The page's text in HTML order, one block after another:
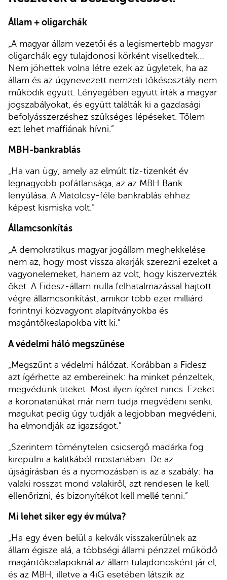
Állam + oligarchák
„A magyar állam vezetői és a legismertebb magyar
oligarchák egy tulajdonosi körként viselkedtek…
Nem jöhettek volna létre ezek az ügyletek, ha az
állam és az úgynevezett nemzeti tőkésosztály nem
működik együtt. Lényegében együtt írták a magyar
jogszabályokat, és együtt találták ki a gazdasági
befolyásszerzéshez szükséges lépéseket. Tőlem
ezt lehet maffiának hívni.”
MBH-bankrablás
„Ha van ügy, amely az elmúlt tíz-tizenkét év
legnagyobb pofátlansága, az az MBH Bank
lenyúlása. A Matolcsy-féle bankrablás ehhez
képest kismiska volt.”
Államcsonkítás
„A demokratikus magyar jogállam meghekkelése
nem az, hogy most vissza akarják szerezni ezeket a
vagyonelemeket, hanem az volt, hogy kiszervezték
őket. A Fidesz-állam nulla felhatalmazással hajtott
végre államcsonkítást, amikor több ezer milliárd
forintnyi közvagyont alapítványokba és
magántőkealapokba vitt ki.”
A védelmi háló megszűnése
„Megszűnt a védelmi hálózat. Korábban a Fidesz
azt ígérhette az embereinek: ha minket pénzeltek,
megvédünk titeket. Most ilyen ígéret nincs. Ezeket
a koronatanúkat már nem tudja megvédeni senki,
magukat pedig úgy tudják a legjobban megvédeni,
ha elmondják az igazságot.”
„Szerintem töménytelen csicsergő madárka fog
kirepülni a kalitkából mostanában. De az
újságírásban és a nyomozásban is az a szabály: ha
valaki rosszat mond valakiről, azt rendesen le kell
ellenőrizni, és bizonyítékot kell mellé tenni.”
Mi lehet siker egy év múlva?
„Ha egy éven belül a kekvák visszakerülnek az
állam égisze alá, a többségi állami pénzzel működő
magántőkealapoknál az állam tulajdonosként jár el,
és az MBH, illetve a 4iG esetében látszik az